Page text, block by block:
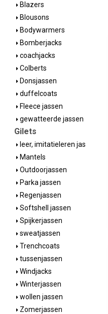
Blazers
Blousons
Bodywarmers
Bomberjacks
coachjacks
Colberts
Donsjassen
duffelcoats
Fleece jassen
gewatteerde jassen
Gilets
leer, imitatieleren jas
Mantels
Outdoorjassen
Parka jassen
Regenjassen
Softshell jassen
Spijkerjassen
sweatjassen
Trenchcoats
tussenjassen
Windjacks
Winterjassen
wollen jassen
Zomerjassen